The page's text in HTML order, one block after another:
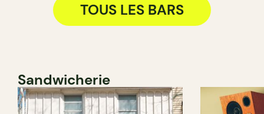
TOUS LES BARS
Sandwicherie